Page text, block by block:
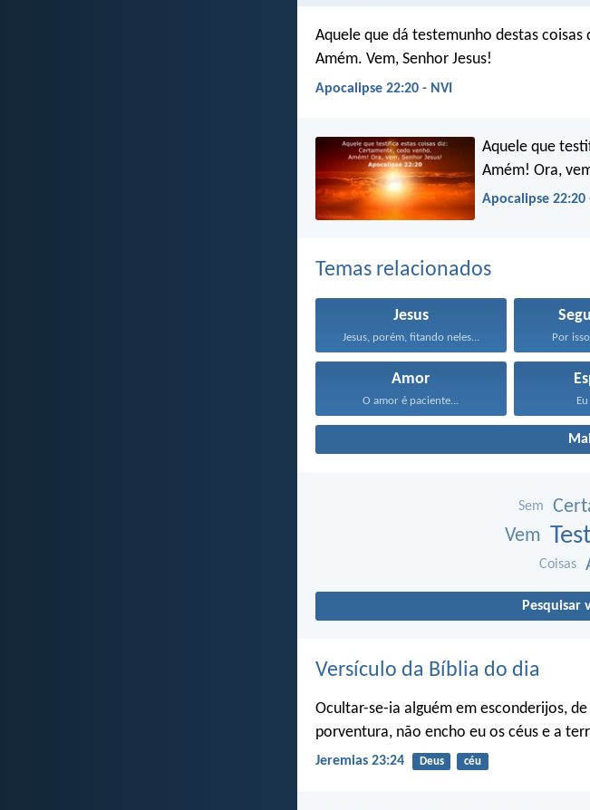
Aquele que dá testemunho destas coisas
Amém. Vem, Senhor Jesus!
Apocalipse 22:20 - NVI
Aquele que
Amém! Ora,
Apocalipse 22:20
Temas relacionados
Jesus
Jesus, porém, fitando neles... Por
Amor
O amor é paciente...
Sem
Vem
Coisas
Pesquisar
Versículo da Bíblia do dia
Ocultar-se-ia alguém em esconderijos,
porventura, não encho eu os céus e a
Jeremias 23:24 Deus céu